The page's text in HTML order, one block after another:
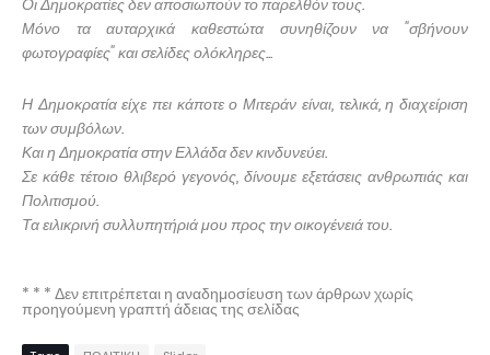
Οι Δημοκρατίες δεν αποσιωπούν το παρελθόν τους.
Μόνο τα αυταρχικά καθεστώτα συνηθίζουν να "σβήνουν
φωτογραφίες" και σελίδες ολόκληρες...
Η Δημοκρατία είχε πει κάποτε ο Μιτεράν είναι, τελικά, η διαχείριση
των συμβόλων.
Και η Δημοκρατία στην Ελλάδα δεν κινδυνεύει.
Σε κάθε τέτοιο θλιβερό γεγονός, δίνουμε εξετάσεις ανθρωπιάς και
Πολιτισμού.
Τα ειλικρινή συλλυπητήριά μου προς την οικογένειά του.
* * * Δεν επιτρέπεται η αναδημοσίευση των άρθρων χωρίς
προηγούμενη γραπτή άδειας της σελίδας